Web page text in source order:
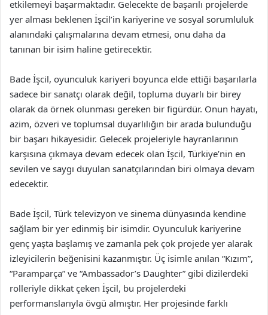
etkilemeyi başarmaktadır. Gelecekte de başarılı projelerde
yer alması beklenen İşcil’in kariyerine ve sosyal sorumluluk
alanındaki çalışmalarına devam etmesi, onu daha da
tanınan bir isim haline getirecektir.
Bade İşcil, oyunculuk kariyeri boyunca elde ettiği başarılarla
sadece bir sanatçı olarak değil, topluma duyarlı bir birey
olarak da örnek olunması gereken bir figürdür. Onun hayatı,
azim, özveri ve toplumsal duyarlılığın bir arada bulunduğu
bir başarı hikayesidir. Gelecek projeleriyle hayranlarının
karşısına çıkmaya devam edecek olan İşcil, Türkiye’nin en
sevilen ve saygı duyulan sanatçılarından biri olmaya devam
edecektir.
Bade İşcil, Türk televizyon ve sinema dünyasında kendine
sağlam bir yer edinmiş bir isimdir. Oyunculuk kariyerine
genç yaşta başlamış ve zamanla pek çok projede yer alarak
izleyicilerin beğenisini kazanmıştır. Üç isimle anılan “Kızım”,
“Paramparça” ve “Ambassador’s Daughter” gibi dizilerdeki
rolleriyle dikkat çeken İşcil, bu projelerdeki
performanslarıyla övgü almıştır. Her projesinde farklı